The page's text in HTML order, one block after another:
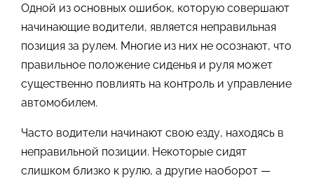
Одной из основных ошибок, которую совершают
начинающие водители, является неправильная
позиция за рулем. Многие из них не осознают, что
правильное положение сиденья и руля может
существенно повлиять на контроль и управление
автомобилем.
Часто водители начинают свою езду, находясь в
неправильной позиции. Некоторые сидят
слишком близко к рулю, а другие наоборот —